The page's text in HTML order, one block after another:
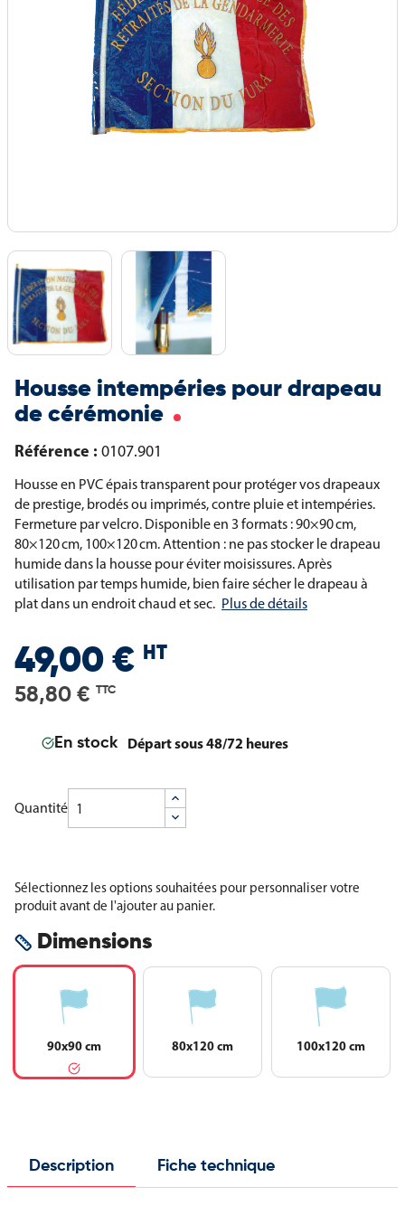
Housse intempéries pour drapeau
de cérémonie
Référence : 0107.901
Housse en PVC épais transparent pour protéger vos drapeaux
de prestige, brodés ou imprimés, contre pluie et intempéries.
Fermeture par velcro. Disponible en 3 formats : 90×90 cm,
80×120 cm, 100×120 cm. Attention : ne pas stocker le drapeau
humide dans la housse pour éviter moisissures. Après
utilisation par temps humide, bien faire sécher le drapeau à
plat dans un endroit chaud et sec. Plus de détails
49,00 € HT
58,80 € TTC
En stock Départ sous 48/72 heures
Quantité
Sélectionnez les options souhaitées pour personnaliser votre
produit avant de l'ajouter au panier.
Dimensions
90x90 cm 80x120 cm 100x120 cm
Description Fiche technique